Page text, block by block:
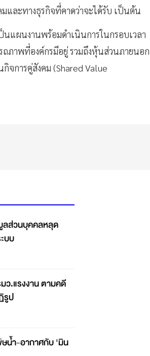
และทางธุรกิจที่คาดว่าจะได้รับ เป็นต้น
แผนงานพร้อมดำเนินการในกรอบเวลา
ภาพที่องค์กรมีอยู่ รวมถึงหุ้นส่วนภายนอก
จการคู่สังคม (Shared Value
ลส่วนบุคคลหลุด
บบ
.แรงงาน ตามคดี
รูป
น้ำ-อากาศกับ 'มิน